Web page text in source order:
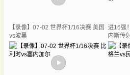
【录像】07-02 世界杯1/16决赛 美国
vs波黑
进16强
内斯传